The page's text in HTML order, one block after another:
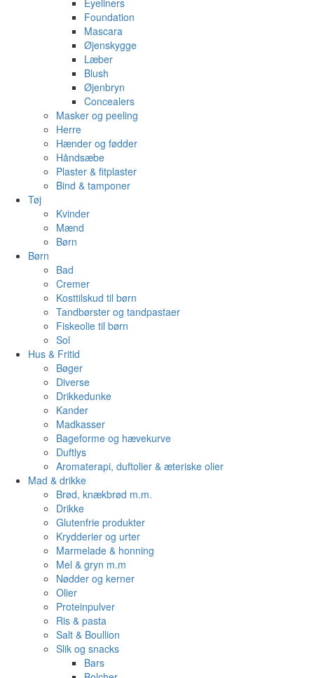
Eyeliners
Foundation
Mascara
Øjenskygge
Læber
Blush
Øjenbryn
Concealers
Masker og peeling
Herre
Hænder og fødder
Håndsæbe
Plaster & fitplaster
Bind & tamponer
Tøj
Kvinder
Mænd
Børn
Børn
Bad
Cremer
Kosttilskud til børn
Tandbørster og tandpastaer
Fiskeolie til børn
Sol
Hus & Fritid
Bøger
Diverse
Drikkedunke
Kander
Madkasser
Bageforme og hævekurve
Duftlys
Aromaterapi, duftolier & æteriske olier
Mad & drikke
Brød, knækbrød m.m.
Drikke
Glutenfrie produkter
Krydderier og urter
Marmelade & honning
Mel & gryn m.m
Nødder og kerner
Olier
Proteinpulver
Ris & pasta
Salt & Boullion
Slik og snacks
Bars